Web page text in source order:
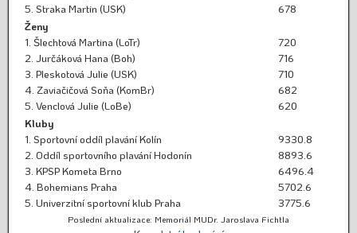
5. Straka Martin (USK)
678
Ženy
1. Šlechtová Martina (LoTr)
720
2. Jurčáková Hana (Boh)
716
3. Pleskotová Julie (USK)
710
4. Zaviačičová Soňa (KomBr)
682
5. Venclová Julie (LoBe)
620
Kluby
1. Sportovní oddíl plavání Kolín
9330.8
2. Oddíl sportovního plavání Hodonín
8893.6
3. KPSP Kometa Brno
6496.4
4. Bohemians Praha
5702.6
5. Univerzitní sportovní klub Praha
3775.6
Poslední aktualizace: Memoriál MUDr. Jaroslava Fichtla